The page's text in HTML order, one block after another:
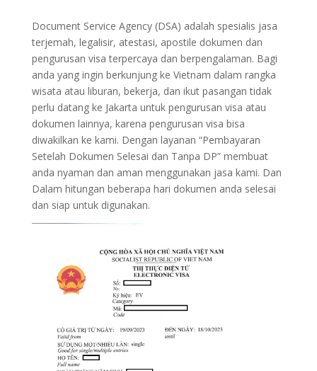
Document Service Agency (DSA) adalah spesialis jasa
terjemah, legalisir, atestasi, apostile dokumen dan
pengurusan visa terpercaya dan berpengalaman. Bagi
anda yang ingin berkunjung ke Vietnam dalam rangka
wisata atau liburan, bekerja, dan ikut pasangan tidak
perlu datang ke Jakarta untuk pengurusan visa atau
dokumen lainnya, karena pengurusan visa bisa
diwakilkan ke kami. Dengan layanan “Pembayaran
Setelah Dokumen Selesai dan Tanpa DP” membuat
anda nyaman dan aman menggunakan jasa kami. Dan
Dalam hitungan beberapa hari dokumen anda selesai
dan siap untuk digunakan.